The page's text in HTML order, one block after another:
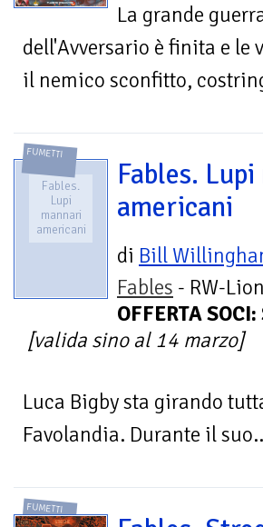
La grande
dell'Avversario è finita e le
il nemico sconfitto,
FUMETTI
Fables.
Lupi
mannari
americani
Fables.
americani
di Bill
Fables - RW-
OFFERTA
[valida sino al 14 marzo]
Luca Bigby sta girando
Favolandia. Durante il
FUMETTI